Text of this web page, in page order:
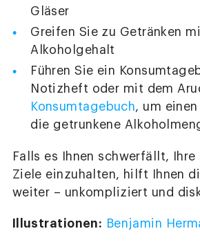
Gläser
Greifen Sie zu Getränken
Alkoholgehalt
Führen Sie ein
Notizheft oder mit dem
Konsumtagebuch, um
die getrunkene
Falls es Ihnen schwerfällt, Ihre
Ziele einzuhalten, hilft Ihnen
weiter – unkompliziert und
Illustrationen: Benjamin